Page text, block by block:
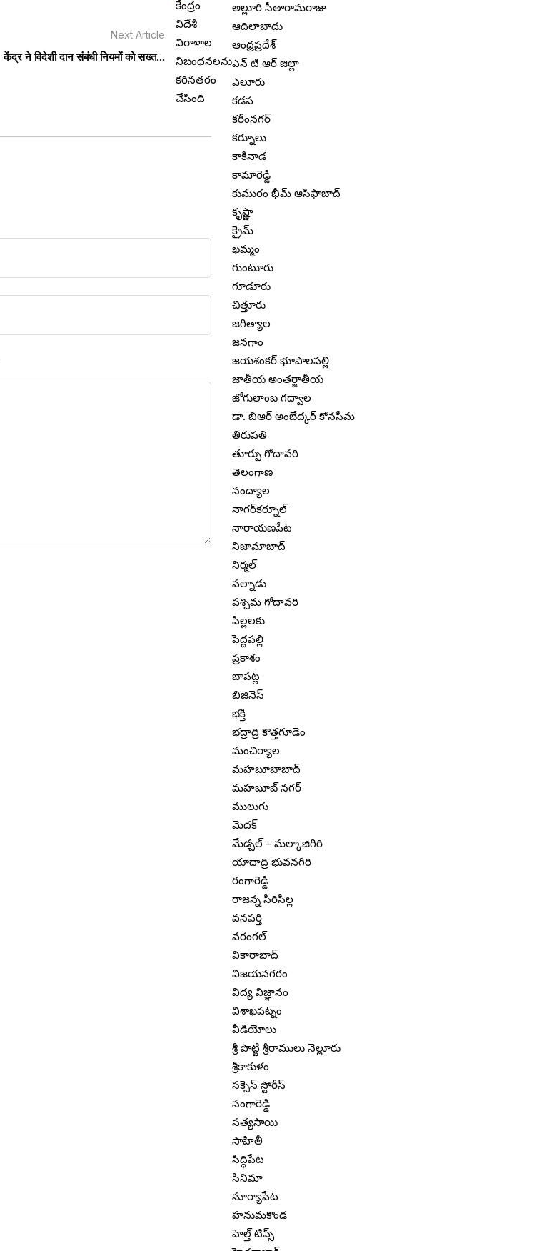
Next Article
केंद्र ने विदेशी दान संबंधी नियमों को सख्त...
అల్లూరి సీతారామరాజు
ఆదిలాబాదు
ఆంధ్రప్రదేశ్
ఎన్ టి ఆర్ జిల్లా
ఎలూరు
కడప
కరీంనగర్
కర్నూలు
కాకినాడ
కామారెడ్డి
కుమురం భీమ్ ఆసిఫాబాద్
కృష్ణా
క్రైమ్
ఖమ్మం
గుంటూరు
గూడూరు
చిత్తూరు
జగిత్యాల
జనగాం
జయశంకర్ భూపాలపల్లి
జాతీయ అంతర్జాతీయ
జోగులాంబ గద్వాల
డా. బిఆర్ అంబేద్కర్ కోనసీమ
తిరుపతి
తూర్పు గోదావరి
తెలంగాణ
నంద్యాల
నాగర్‌కర్నూల్
నారాయణపేట
నిజామాబాద్
నిర్మల్
పల్నాడు
పశ్చిమ గోదావరి
పిల్లలకు
పెద్దపల్లి
ప్రకాశం
బాపట్ల
బిజినెస్
భక్తి
భద్రాద్రి కొత్తగూడెం
మంచిర్యాల
మహబూబాబాద్
మహబూబ్ నగర్
ములుగు
మెదక్
మేడ్చల్ – మల్కాజిగిరి
యాదాద్రి భువనగిరి
రంగారెడ్డి
రాజన్న సిరిసిల్ల
వనపర్తి
వరంగల్
వికారాబాద్
విజయనగరం
విద్య విజ్ఞానం
విశాఖపట్నం
వీడియోలు
శ్రీ పొట్టి శ్రీరాములు నెల్లూరు
శ్రీకాకుళం
సక్సెస్ స్టోరీస్
సంగారెడ్డి
సత్యసాయి
సాహితీ
సిద్ధిపేట
సినిమా
సూర్యాపేట
హనుమకొండ
హెల్త్ టిప్స్